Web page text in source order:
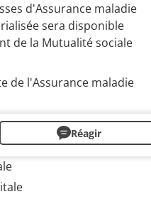
d'Assurance maladie
sera disponible
de la Mutualité sociale
de l'Assurance maladie
Réagir